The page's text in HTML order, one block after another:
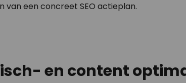
een concreet SEO actieplan.
en content